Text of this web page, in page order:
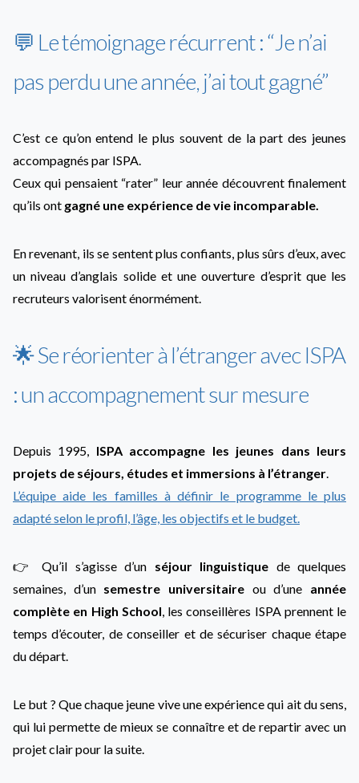
💬 Le témoignage récurrent : “Je n’ai
pas perdu une année, j’ai tout gagné”
C’est ce qu’on entend le plus souvent de la part des jeunes
accompagnés par ISPA.
Ceux qui pensaient “rater” leur année découvrent finalement
qu’ils ont gagné une expérience de vie incomparable.
En revenant, ils se sentent plus confiants, plus sûrs d’eux, avec
un niveau d’anglais solide et une ouverture d’esprit que les
recruteurs valorisent énormément.
🌟 Se réorienter à l’étranger avec ISPA
: un accompagnement sur mesure
Depuis 1995, ISPA accompagne les jeunes dans leurs
projets de séjours, études et immersions à l’étranger.
L’équipe aide les familles à définir le programme le plus
adapté selon le profil, l’âge, les objectifs et le budget.
👉 Qu’il s’agisse d’un séjour linguistique de quelques
semaines, d’un semestre universitaire ou d’une année
complète en High School, les conseillères ISPA prennent le
temps d’écouter, de conseiller et de sécuriser chaque étape
du départ.
Le but ? Que chaque jeune vive une expérience qui ait du sens,
qui lui permette de mieux se connaître et de repartir avec un
projet clair pour la suite.